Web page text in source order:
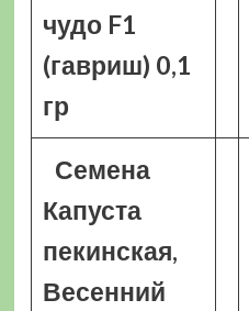
чудо F1
(гавриш) 0,1
гр
Семена
Капуста
пекинская,
Весенний